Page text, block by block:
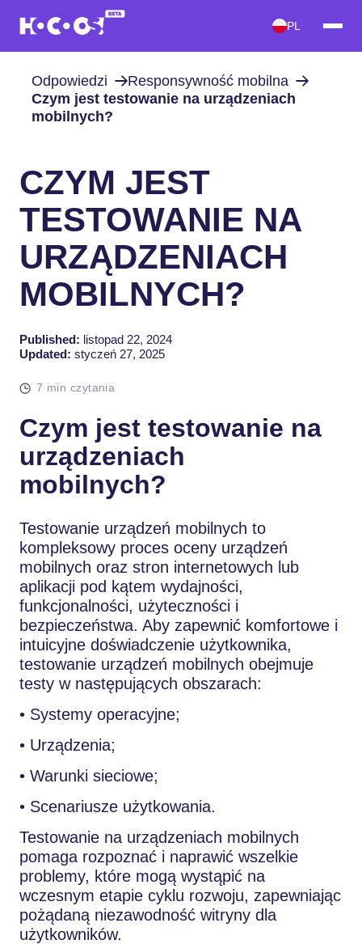
PL
Odpowiedzi
Responsywność mobilna
Czym jest testowanie na urządzeniach
mobilnych?
CZYM JEST
TESTOWANIE NA
URZĄDZENIACH
MOBILNYCH?
Published: listopad 22, 2024
Updated: styczeń 27, 2025
7 min czytania
Czym jest testowanie na
urządzeniach
mobilnych?
Testowanie urządzeń mobilnych to
kompleksowy proces oceny urządzeń
mobilnych oraz stron internetowych lub
aplikacji pod kątem wydajności,
funkcjonalności, użyteczności i
bezpieczeństwa. Aby zapewnić komfortowe i
intuicyjne doświadczenie użytkownika,
testowanie urządzeń mobilnych obejmuje
testy w następujących obszarach:
• Systemy operacyjne;
• Urządzenia;
• Warunki sieciowe;
• Scenariusze użytkowania.
Testowanie na urządzeniach mobilnych
pomaga rozpoznać i naprawić wszelkie
problemy, które mogą wystąpić na
wczesnym etapie cyklu rozwoju, zapewniając
pożądaną niezawodność witryny dla
użytkowników.